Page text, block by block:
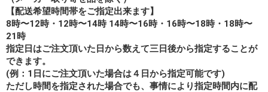
【配送希望時間帯をご指定出来ます】
8時〜12時・12時〜14時 14時〜16時・16時〜18時・18時〜
21時
指定日はご注文頂いた日から数えて三日後から指定することが
できます。
(例：1日にご注文頂いた場合は４日から指定可能です)
ただし時間を指定された場合でも、事情により指定時間内に配